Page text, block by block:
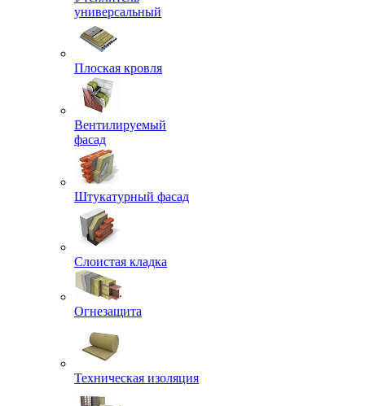
универсальный
Плоская кровля
Вентилируемый
фасад
Штукатурный фасад
Слоистая кладка
Огнезащита
Техническая изоляция